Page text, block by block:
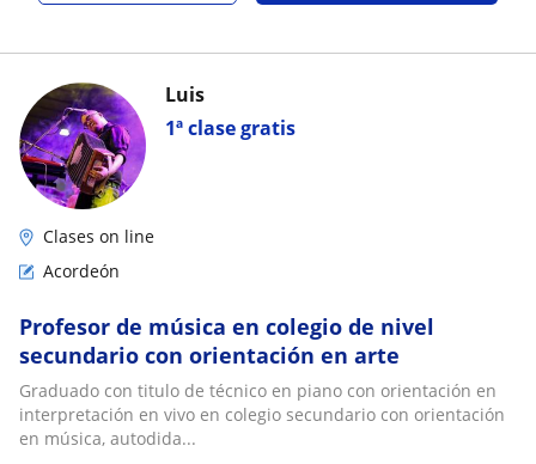
1ª clase gratis
Luis
Clases on line
Acordeón
Profesor de música en colegio de nivel
secundario con orientación en arte
Graduado con titulo de técnico en piano con orientación en
interpretación en vivo en colegio secundario con orientación
en música, autodida...